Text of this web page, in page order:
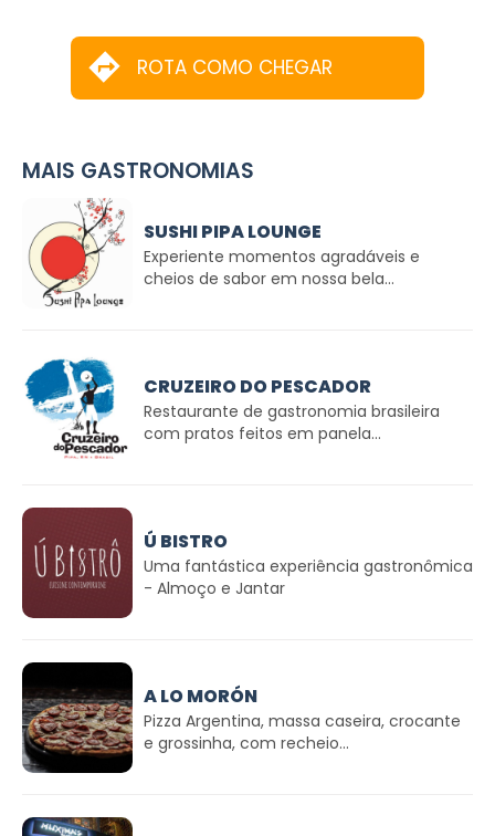
ROTA COMO CHEGAR
MAIS GASTRONOMIAS
SUSHI PIPA LOUNGE
Experiente momentos agradáveis e
cheios de sabor em nossa bela...
CRUZEIRO DO PESCADOR
Restaurante de gastronomia brasileira
com pratos feitos em panela...
Ú BISTRO
Uma fantástica experiência gastronômica
- Almoço e Jantar
A LO MORÓN
Pizza Argentina, massa caseira, crocante
e grossinha, com recheio...